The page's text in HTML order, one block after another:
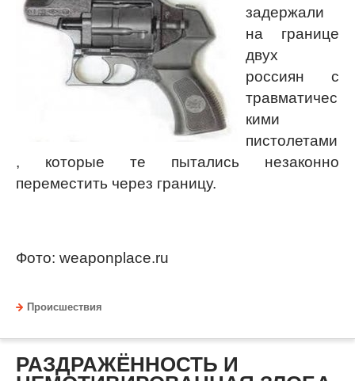
задержали
на границе
двух
россиян с
травматичес
кими
пистолетами
, которые те пытались незаконно
переместить через границу.
Фото: weaponplace.ru
Происшествия
РАЗДРАЖЁННОСТЬ И